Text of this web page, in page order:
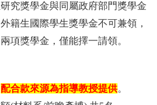
究獎學金與同屬政府部門獎學金
籍生國際學生獎學金不可兼領，
項獎學金，僅能擇一請領。
配合款來源為指導教授提供。